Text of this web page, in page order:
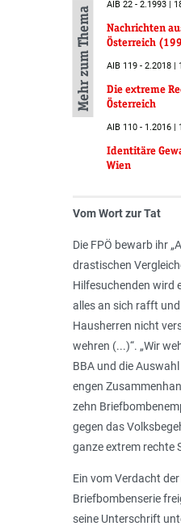
Mehr zum Thema
AIB 22 - 2.1993 |
Nachrichten
Österreich
AIB 119 - 2.2018 |
Die extreme
Österreich
AIB 110 - 1.2016 |
Identitäre
Wien
Vom Wort zur Tat
Die FPÖ bewarb ihr
drastischen
Hilfesuchenden wird
alles an sich rafft
Hausherren nicht
wehren (...)“. „Wir
BBA und die
engen
zehn
gegen das
ganze extrem rechte
Ein vom Verdacht
Briefbombenserie
seine Unterschrift